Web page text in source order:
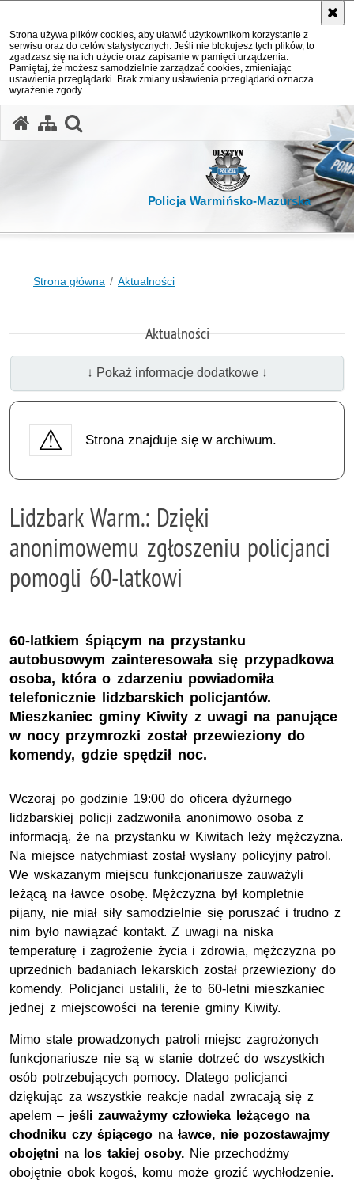
Strona używa plików cookies, aby ułatwić użytkownikom korzystanie z
serwisu oraz do celów statystycznych. Jeśli nie blokujesz tych plików, to
zgadzasz się na ich użycie oraz zapisanie w pamięci urządzenia.
Pamiętaj, że możesz samodzielnie zarządzać cookies, zmieniając
ustawienia przeglądarki. Brak zmiany ustawienia przeglądarki oznacza
wyrażenie zgody.
Policja Warmińsko-Mazurska
Strona główna Aktualności
Aktualności
↓ Pokaż informacje dodatkowe ↓
Strona znajduje się w archiwum.
Lidzbark Warm.: Dzięki
anonimowemu zgłoszeniu policjanci
pomogli 60-latkowi
60-latkiem śpiącym na przystanku
autobusowym zainteresowała się przypadkowa
osoba, która o zdarzeniu powiadomiła
telefonicznie lidzbarskich policjantów.
Mieszkaniec gminy Kiwity z uwagi na panujące
w nocy przymrozki został przewieziony do
komendy, gdzie spędził noc.
Wczoraj po godzinie 19:00 do oficera dyżurnego
lidzbarskiej policji zadzwoniła anonimowo osoba z
informacją, że na przystanku w Kiwitach leży mężczyzna.
Na miejsce natychmiast został wysłany policyjny patrol.
We wskazanym miejscu funkcjonariusze zauważyli
leżącą na ławce osobę. Mężczyzna był kompletnie
pijany, nie miał siły samodzielnie się poruszać i trudno z
nim było nawiązać kontakt. Z uwagi na niska
temperaturę i zagrożenie życia i zdrowia, mężczyzna po
uprzednich badaniach lekarskich został przewieziony do
komendy. Policjanci ustalili, że to 60-letni mieszkaniec
jednej z miejscowości na terenie gminy Kiwity.
Mimo stale prowadzonych patroli miejsc zagrożonych
funkcjonariusze nie są w stanie dotrzeć do wszystkich
osób potrzebujących pomocy. Dlatego policjanci
dziękując za wszystkie reakcje nadal zwracają się z
apelem –jeśli zauważymy człowieka leżącego na
chodniku czy śpiącego na ławce, nie pozostawajmy
obojętni na los takiej osoby. Nie przechodźmy
obojętnie obok kogoś, komu może grozić wychłodzenie.